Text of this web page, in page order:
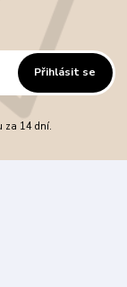
Přihlásit se
za 14 dní.